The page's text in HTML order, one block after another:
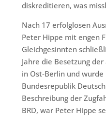
diskreditieren, was
Nach 17 erfolglosen
Peter Hippe mit engen
Gleichgesinnten
Jahre die Besetzung
in Ost-Berlin und
Bundesrepublik
Beschreibung der
BRD, war Peter Hippe